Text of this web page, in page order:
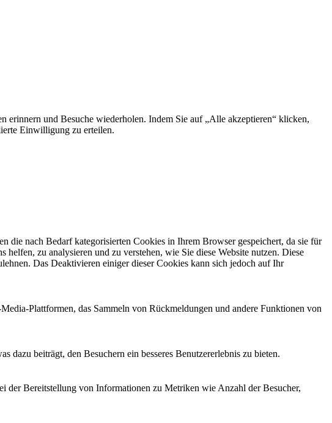
erinnern und Besuche wiederholen. Indem Sie auf „Alle akzeptieren“ klicken,
Einwilligung zu erteilen.
die nach Bedarf kategorisierten Cookies in Ihrem Browser gespeichert, da sie für
zu analysieren und zu verstehen, wie Sie diese Website nutzen. Diese
Das Deaktivieren einiger dieser Cookies kann sich jedoch auf Ihr
Plattformen, das Sammeln von Rückmeldungen und andere Funktionen von
dazu beiträgt, den Besuchern ein besseres Benutzererlebnis zu bieten.
der Bereitstellung von Informationen zu Metriken wie Anzahl der Besucher,